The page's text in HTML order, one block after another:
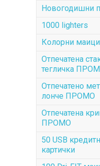
Новогодишни
1000 lighters
Колорни маици
Отпечатена
тегличка
Отпечатенo
лонче ПРОМО
Отпечатена
ПРОМО
50 USB
картички